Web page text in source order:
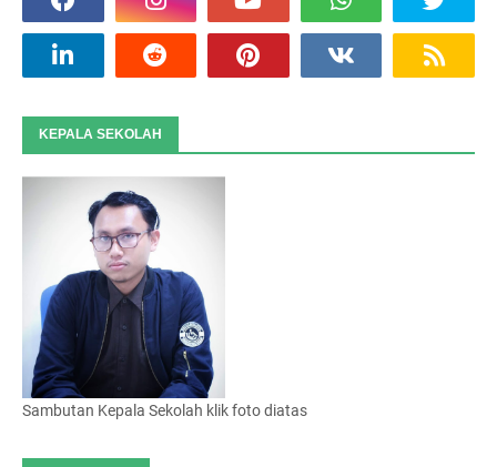
KEPALA SEKOLAH
Sambutan Kepala Sekolah klik foto diatas